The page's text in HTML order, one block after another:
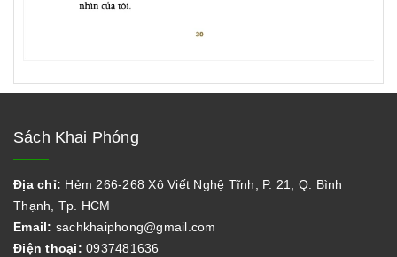
Sách Khai Phóng
Địa chỉ: Hẻm 266-268 Xô Viết Nghệ Tĩnh, P. 21, Q. Bình
Thạnh, Tp. HCM
Email: sachkhaiphong@gmail.com
Điện thoại: 0937481636